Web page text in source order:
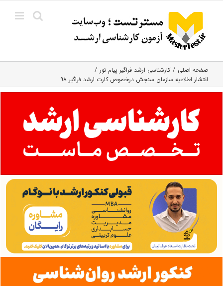
content
صفحه اصلی
کارشناسی ارشد فراگیر پیام نور
انتشار اطلاعیه سازمان سنجش درخصوص کارت ارشد فراگیر ۹۸